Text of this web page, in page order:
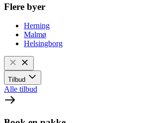
Flere byer
Herning
Malmø
Helsingborg
Tilbud
Alle tilbud